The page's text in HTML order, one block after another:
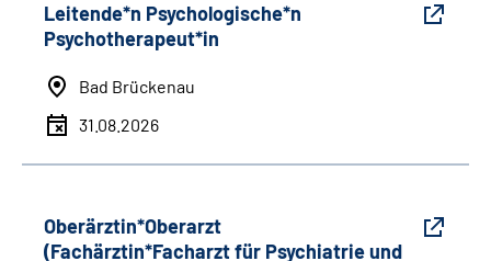
Leitende*n Psychologische*n
Psychotherapeut*in
Bad Brückenau
31.08.2026
Oberärztin*Oberarzt
(Fachärztin*Facharzt für Psychiatrie und